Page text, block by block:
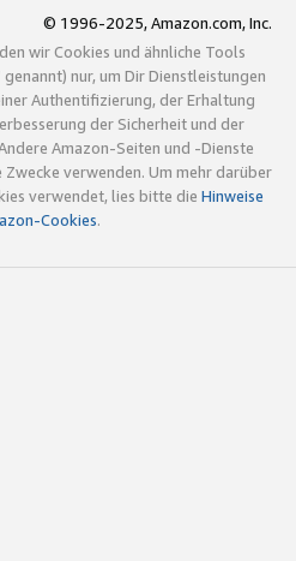
© 1996-2025, Amazon.com, Inc.
wir Cookies und ähnliche Tools
nur, um Dir Dienstleistungen
Authentifizierung, der Erhaltung
der Sicherheit und der
Amazon-Seiten und -Dienste
verwenden. Um mehr darüber
verwendet, lies bitte die Hinweise
Cookies.